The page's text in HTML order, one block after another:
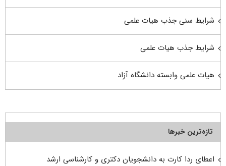
شرایط سنی جذب هیات علمی
شرایط جذب هیات علمی
هیات علمی وابسته دانشگاه آزاد
تازه‌ترین خبرها
اعطای ردا کارت به دانشجویان دکتری و کارشناسی ارشد